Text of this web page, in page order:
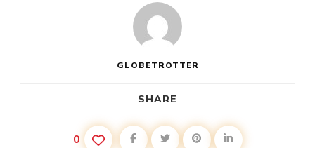
GLOBETROTTER
SHARE
0